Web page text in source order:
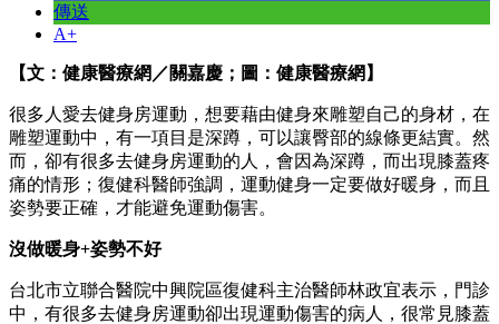
傳送
A+
【文：健康醫療網／關嘉慶；圖：健康醫療網】
很多人愛去健身房運動，想要藉由健身來雕塑自己的身材，在
雕塑運動中，有一項目是深蹲，可以讓臀部的線條更結實。然
而，卻有很多去健身房運動的人，會因為深蹲，而出現膝蓋疼
痛的情形；復健科醫師強調，運動健身一定要做好暖身，而且
姿勢要正確，才能避免運動傷害。
沒做暖身+姿勢不好
台北市立聯合醫院中興院區復健科主治醫師林政宜表示，門診
中，有很多去健身房運動卻出現運動傷害的病人，很常見膝蓋